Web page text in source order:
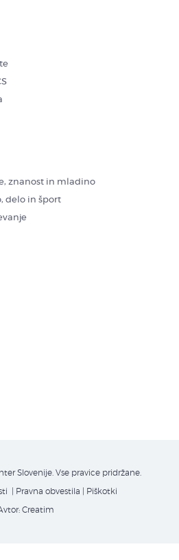
znanost in mladino
delo in šport
Slovenije. Vse pravice pridržane.
| Pravna obvestila Piškotki
Creatim